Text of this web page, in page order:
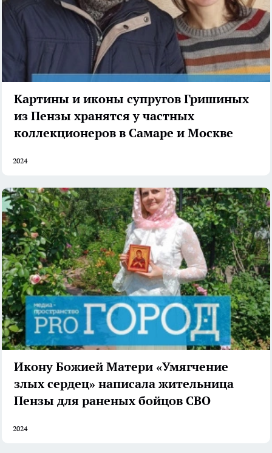
Картины и иконы супругов Гришиных
из Пензы хранятся у частных
коллекционеров в Самаре и Москве
2024
Икону Божией Матери «Умягчение
злых сердец» написала жительница
Пензы для раненых бойцов СВО
2024